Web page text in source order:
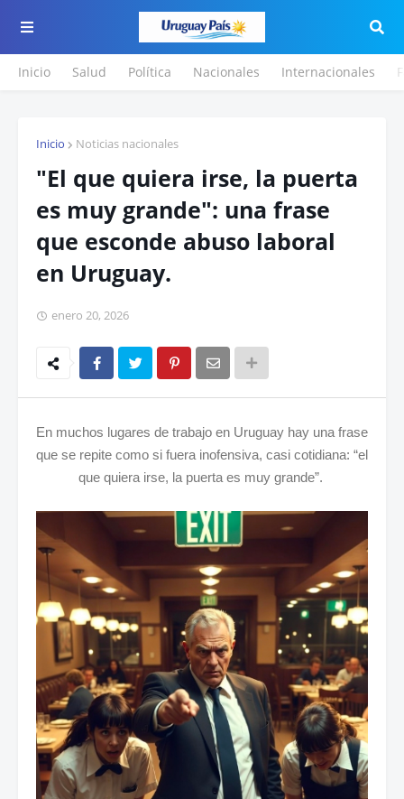
Inicio Salud Política Nacionales Internacionales
Inicio Noticias nacionales
"El que quiera irse, la puerta
es muy grande": una frase
que esconde abuso laboral
en Uruguay.
enero 20, 2026
En muchos lugares de trabajo en Uruguay hay una frase
que se repite como si fuera inofensiva, casi cotidiana: “el
que quiera irse, la puerta es muy grande”.